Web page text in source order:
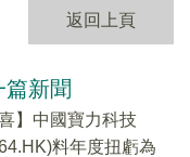
返回上頁
篇新聞
喜】中國寶力科技
料年度扭虧為